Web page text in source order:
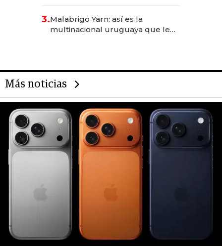
anticipación y prepara apertura
3.Malabrigo Yarn: así es la
multinacional uruguaya que le
Más noticias